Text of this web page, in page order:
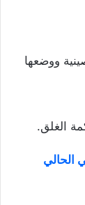
ووضعها
الغلق.